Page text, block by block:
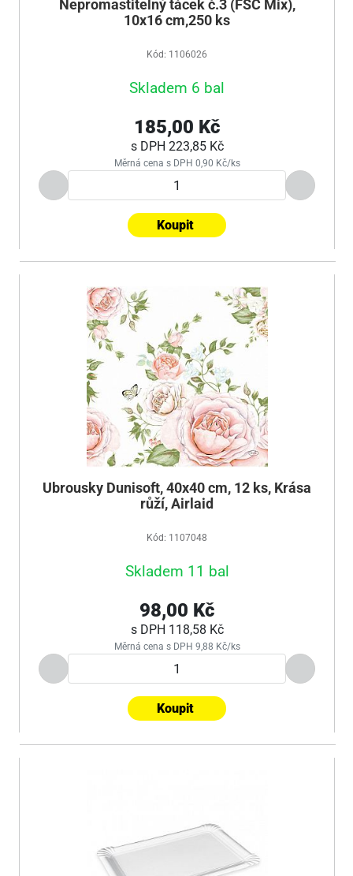
Nepromastitelný tácek č.3 (FSC Mix),
10x16 cm,250 ks
Kód: 1106026
Skladem 6 bal
185,00 Kč
s DPH 223,85 Kč
Měrná cena s DPH 0,90 Kč/ks
Koupit
Ubrousky Dunisoft, 40x40 cm, 12 ks, Krása
růží, Airlaid
Kód: 1107048
Skladem 11 bal
98,00 Kč
s DPH 118,58 Kč
Měrná cena s DPH 9,88 Kč/ks
Koupit